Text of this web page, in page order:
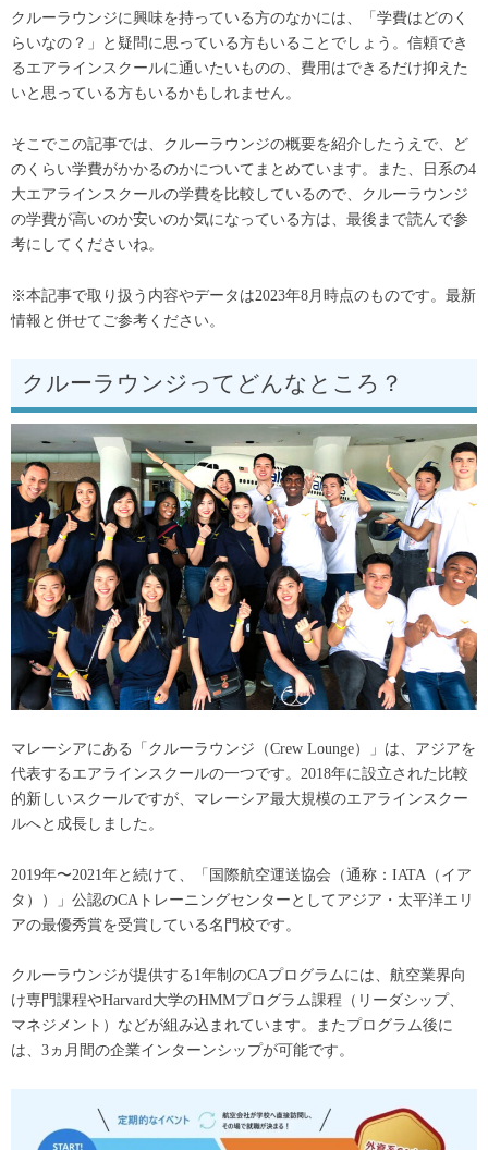
クルーラウンジに興味を持っている方のなかには、「学費はどのく
らいなの？」と疑問に思っている方もいることでしょう。 信頼でき
るエアラインスクールに通いたいものの、費用はできるだけ抑えた
いと思っている方もいるかもしれません。
そこでこの記事では、クルーラウンジの概要を紹介したうえで、ど
のくらい学費がかかるのかについてまとめています。また、日系の4
大エアラインスクールの学費を比較しているので、クルーラウンジ
の学費が高いのか安いのか気になっている方は、最後まで読んで参
考にしてくださいね。
※本記事で取り扱う内容やデータは2023年8月時点のものです。最新
情報と併せてご参考ください。
クルーラウンジってどんなところ？
マレーシアにある「クルーラウンジ（Crew Lounge）」は、アジアを
代表するエアラインスクールの一つです。2018年に設立された比較
的新しいスクールですが、マレーシア最大規模のエアラインスクー
ルへと成長しました。
2019年〜2021年と続けて、「国際航空運送協会（通称：IATA（イア
タ））」公認のCAトレーニングセンターとしてアジア・太平洋エリ
アの最優秀賞を受賞している名門校です。
クルーラウンジが提供する1年制のCAプログラムには、航空業界向
け専門課程やHarvard大学のHMMプログラム課程（リーダシップ、
マネジメント）などが組み込まれています。またプログラム後に
は、3ヵ月間の企業インターンシップが可能です。